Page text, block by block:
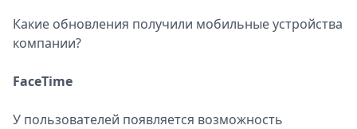
Какие обновления получили мобильные устройства
компании?
FaceTime
У пользователей появляется возможность